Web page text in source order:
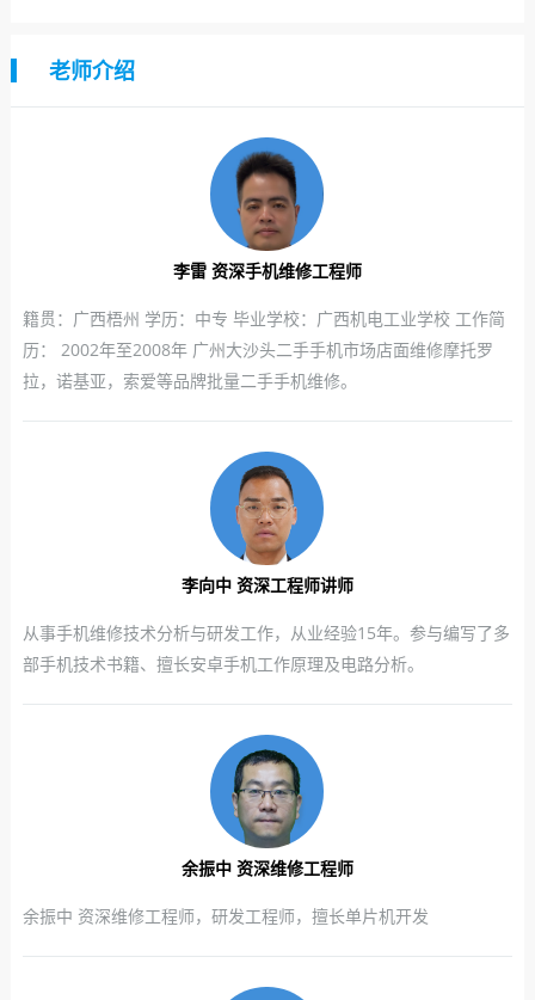
老师介绍
李雷 资深手机维修工程师
籍贯：广西梧州 学历：中专 毕业学校：广西机电工业学校 工作简
历： 2002年至2008年 广州大沙头二手手机市场店面维修摩托罗
拉，诺基亚，索爱等品牌批量二手手机维修。
李向中 资深工程师讲师
从事手机维修技术分析与研发工作，从业经验15年。参与编写了多
部手机技术书籍、擅长安卓手机工作原理及电路分析。
余振中 资深维修工程师
余振中 资深维修工程师，研发工程师，擅长单片机开发